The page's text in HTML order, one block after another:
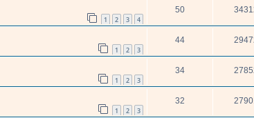
1 2 3 4
50
1 2 3
44
1 2 3
34
1 2 3
32